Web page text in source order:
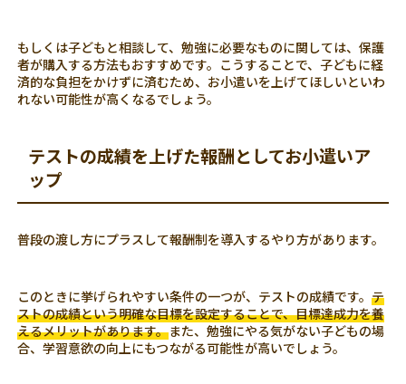
もしくは子どもと相談して、勉強に必要なものに関しては、保護
者が購入する方法もおすすめです。こうすることで、子どもに経
済的な負担をかけずに済むため、お小遣いを上げてほしいといわ
れない可能性が高くなるでしょう。
テストの成績を上げた報酬としてお小遣いア
ップ
普段の渡し方にプラスして報酬制を導入するやり方があります。
このときに挙げられやすい条件の一つが、テストの成績です。テ
ストの成績という明確な目標を設定することで、目標達成力を養
えるメリットがあります。また、勉強にやる気がない子どもの場
合、学習意欲の向上にもつながる可能性が高いでしょう。